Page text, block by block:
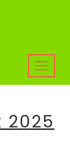
2025